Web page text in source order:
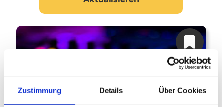
Zustimmung Details Über Cookies